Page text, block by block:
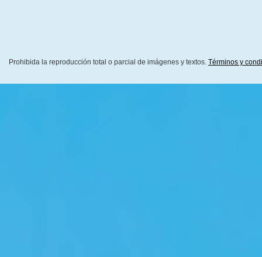
Prohibida la reproducción total o parcial de imágenes y textos. Términos y